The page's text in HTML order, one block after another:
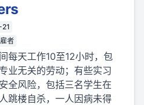
者
每天工作10至12小时，包
业无关的劳动；有些实习
全风险，包括三名学生在
跳楼自杀，一人因病未得